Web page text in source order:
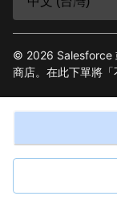
© 2026 Salesforce
商店。在此下單將「
隱私政策